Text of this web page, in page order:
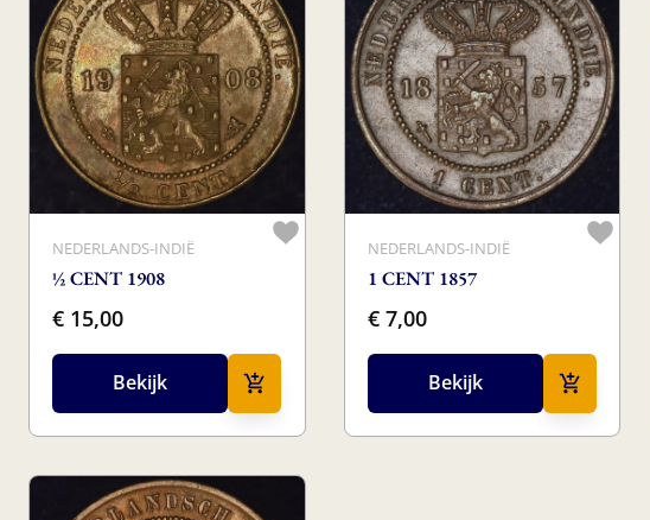
NEDERLANDS-INDIË
½ CENT 1908
€ 15,00
Bekijk
NEDERLANDS-INDIË
1 CENT 1857
€ 7,00
Bekijk